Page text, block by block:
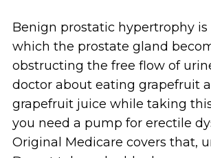
Benign prostatic hypertrophy
which the prostate gland
obstructing the free flow of
doctor about eating grapefruit
grapefruit juice while taking
you need a pump for erectile
Original Medicare covers that,